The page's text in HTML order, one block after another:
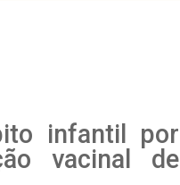
infantil por
vacinal de